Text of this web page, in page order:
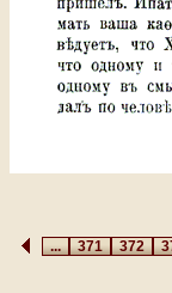
...371372